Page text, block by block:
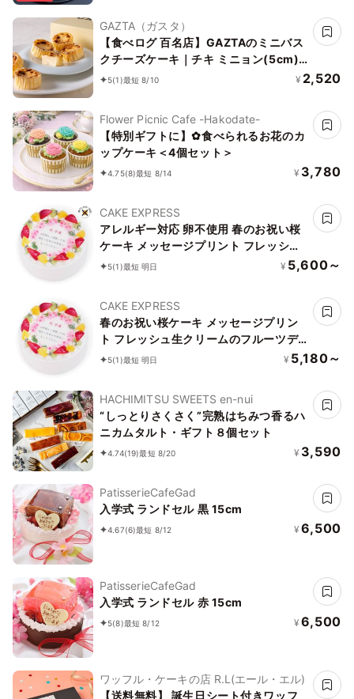
GAZTA（ガスタ）
【食べログ 百名店】GAZTAのミニバス
クチーズケーキ｜チキ ミニョン(5cm)
6個入り
5(1)最短 8/10 ¥ 2,520
Flower Picnic Cafe -Hakodate-
【特別ギフトに】✿食べられるお花のカ
ップケーキ＜4個セット＞
4.75(8)最短 8/14 ¥ 3,780
CAKE EXPRESS
アレルギー対応 卵不使用 春のお祝い桜
ケーキ メッセージプリント フレッシュ
生クリームのフルーツデコレーションケ
5(1)最短 明日 ¥ 5,600～
CAKE EXPRESS
春のお祝い桜ケーキ メッセージプリン
ト フレッシュ生クリームのフルーツデ
コレーションケーキ 4号 12cm cream-
5(1)最短 明日 ¥ 5,180～
HACHIMITSU SWEETS en-nui
“しっとりさくさく”完熟はちみつ香るハ
ニカムタルト・ギフト８個セット
4.74(19)最短 8/20 ¥ 3,590
PatisserieCafeGad
入学式 ランドセル 黒 15cm
4.67(6)最短 8/12 ¥ 6,500
PatisserieCafeGad
入学式 ランドセル 赤 15cm
5(8)最短 8/12 ¥ 6,500
ワッフル・ケーキの店 R.L(エール・エル)
【送料無料】 誕生日シート付きワッフ